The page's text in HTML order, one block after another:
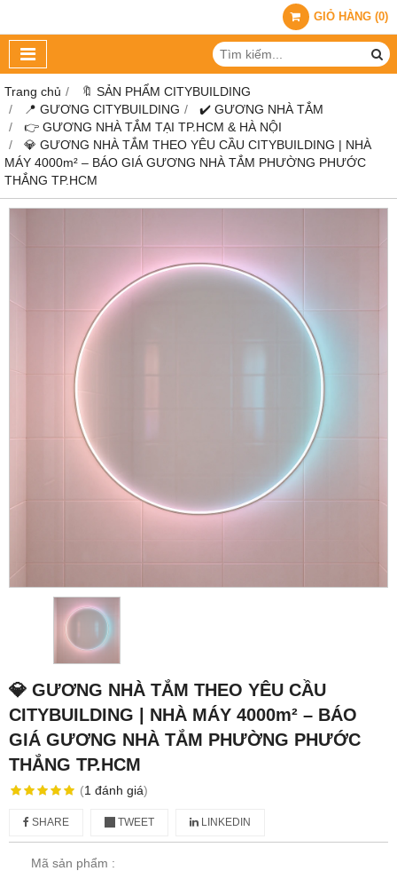
GIỎ HÀNG (0)
Trang chủ
🔖 SẢN PHẨM CITYBUILDING
📍 GƯƠNG CITYBUILDING
✔️ GƯƠNG NHÀ TẮM
👉 GƯƠNG NHÀ TẮM TẠI TP.HCM & HÀ NỘI
💎 GƯƠNG NHÀ TẮM THEO YÊU CẦU CITYBUILDING | NHÀ
MÁY 4000m² – BÁO GIÁ GƯƠNG NHÀ TẮM PHƯỜNG PHƯỚC
THẮNG TP.HCM
💎 GƯƠNG NHÀ TẮM THEO YÊU CẦU
CITYBUILDING | NHÀ MÁY 4000m² – BÁO
GIÁ GƯƠNG NHÀ TẮM PHƯỜNG PHƯỚC
THẮNG TP.HCM
(1 đánh giá)
SHARE TWEET LINKEDIN
Mã sản phẩm :